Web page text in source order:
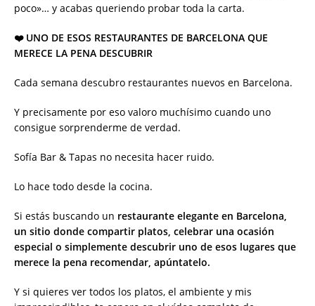
poco»… y acabas queriendo probar toda la carta.
❤️ UNO DE ESOS RESTAURANTES DE BARCELONA QUE
MERECE LA PENA DESCUBRIR
Cada semana descubro restaurantes nuevos en Barcelona.
Y precisamente por eso valoro muchísimo cuando uno
consigue sorprenderme de verdad.
Sofía Bar & Tapas no necesita hacer ruido.
Lo hace todo desde la cocina.
Si estás buscando un restaurante elegante en Barcelona,
un sitio donde compartir platos, celebrar una ocasión
especial o simplemente descubrir uno de esos lugares que
merece la pena recomendar, apúntatelo.
Y si quieres ver todos los platos, el ambiente y mis